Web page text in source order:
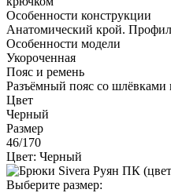
Особенности конструкции
Анатомический крой.
Особенности модели
Укороченная
Пояс и ремень
Разъёмный пояс со шлёвками
Цвет
Черный
Размер
46/170
Цвет: Черный
Выберите размер: